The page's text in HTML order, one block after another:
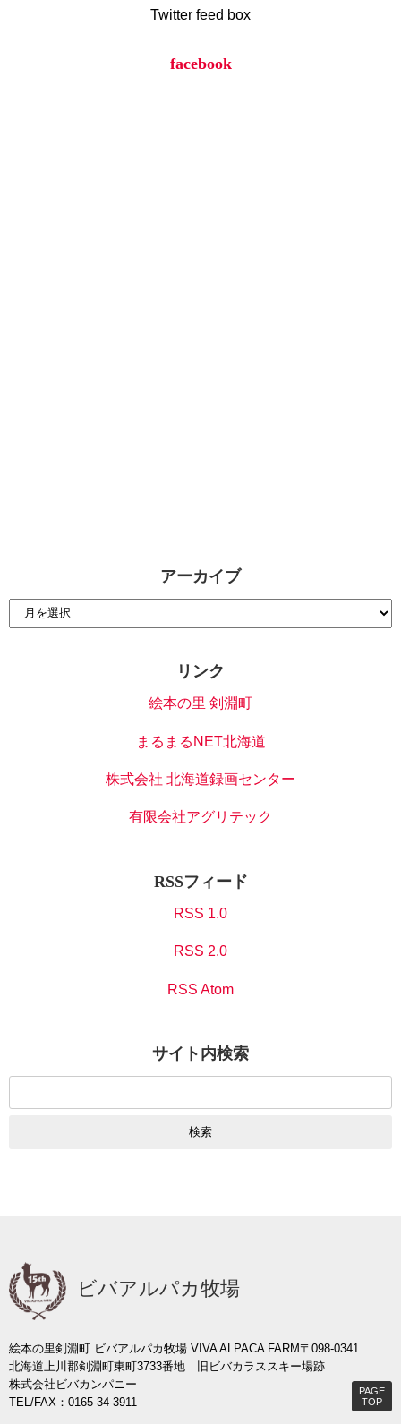
Twitter feed box
facebook
アーカイブ
リンク
絵本の里 剣淵町
まるまるNET北海道
株式会社 北海道録画センター
有限会社アグリテック
RSSフィード
RSS 1.0
RSS 2.0
RSS Atom
サイト内検索
ビバアルパカ牧場
絵本の里剣淵町 ビバアルパカ牧場 VIVA ALPACA FARM〒098-0341
北海道上川郡剣淵町東町3733番地 旧ビバカラススキー場跡
株式会社ビバカンパニー
TEL/FAX：0165-34-3911
PAGE
TOP